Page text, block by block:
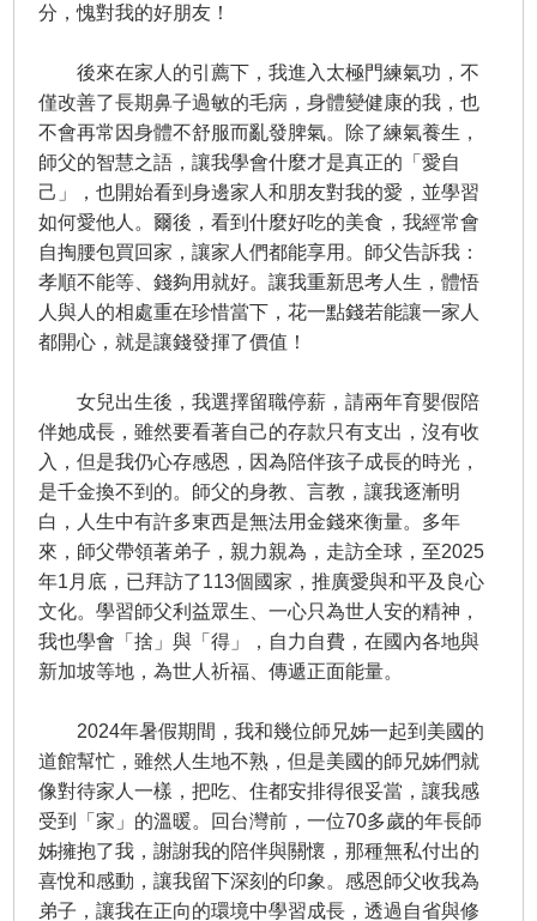
分，愧對我的好朋友！
後來在家人的引薦下，我進入太極門練氣功，不
僅改善了長期鼻子過敏的毛病，身體變健康的我，也
不會再常因身體不舒服而亂發脾氣。除了練氣養生，
師父的智慧之語，讓我學會什麼才是真正的「愛自
己」，也開始看到身邊家人和朋友對我的愛，並學習
如何愛他人。爾後，看到什麼好吃的美食，我經常會
自掏腰包買回家，讓家人們都能享用。師父告訴我：
孝順不能等、錢夠用就好。讓我重新思考人生，體悟
人與人的相處重在珍惜當下，花一點錢若能讓一家人
都開心，就是讓錢發揮了價值！
女兒出生後，我選擇留職停薪，請兩年育嬰假陪
伴她成長，雖然要看著自己的存款只有支出，沒有收
入，但是我仍心存感恩，因為陪伴孩子成長的時光，
是千金換不到的。師父的身教、言教，讓我逐漸明
白，人生中有許多東西是無法用金錢來衡量。多年
來，師父帶領著弟子，親力親為，走訪全球，至2025
年1月底，已拜訪了113個國家，推廣愛與和平及良心
文化。學習師父利益眾生、一心只為世人安的精神，
我也學會「捨」與「得」，自力自費，在國內各地與
新加坡等地，為世人祈福、傳遞正面能量。
2024年暑假期間，我和幾位師兄姊一起到美國的
道館幫忙，雖然人生地不熟，但是美國的師兄姊們就
像對待家人一樣，把吃、住都安排得很妥當，讓我感
受到「家」的溫暖。回台灣前，一位70多歲的年長師
姊擁抱了我，謝謝我的陪伴與關懷，那種無私付出的
喜悅和感動，讓我留下深刻的印象。感恩師父收我為
弟子，讓我在正向的環境中學習成長，透過自省與修